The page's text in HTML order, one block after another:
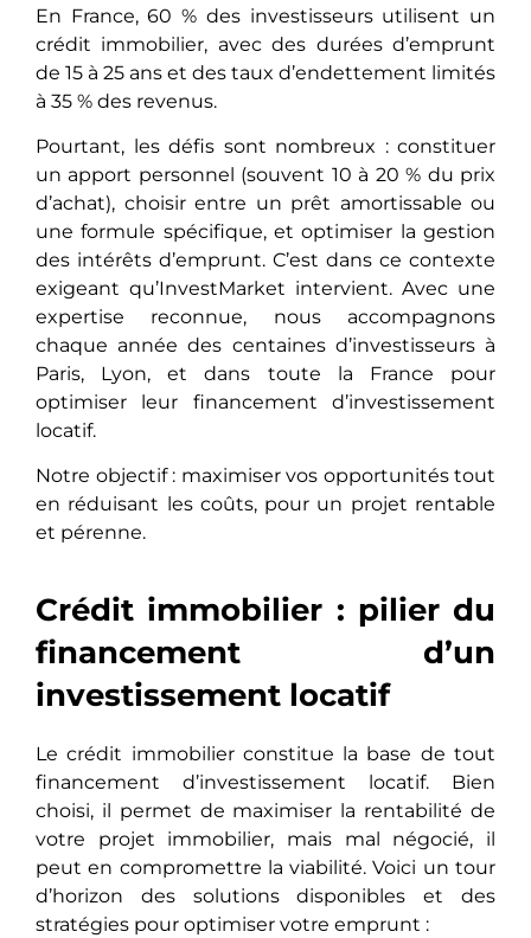
En France, 60 % des investisseurs utilisent un
crédit immobilier, avec des durées d’emprunt
de 15 à 25 ans et des taux d’endettement limités
à 35 % des revenus.
Pourtant, les défis sont nombreux : constituer
un apport personnel (souvent 10 à 20 % du prix
d’achat), choisir entre un prêt amortissable ou
une formule spécifique, et optimiser la gestion
des intérêts d’emprunt. C’est dans ce contexte
exigeant qu’InvestMarket intervient. Avec une
expertise reconnue, nous accompagnons
chaque année des centaines d’investisseurs à
Paris, Lyon, et dans toute la France pour
optimiser leur financement d’investissement
locatif.
Notre objectif : maximiser vos opportunités tout
en réduisant les coûts, pour un projet rentable
et pérenne.
Crédit immobilier : pilier du
financement d’un
investissement locatif
Le crédit immobilier constitue la base de tout
financement d’investissement locatif. Bien
choisi, il permet de maximiser la rentabilité de
votre projet immobilier, mais mal négocié, il
peut en compromettre la viabilité. Voici un tour
d’horizon des solutions disponibles et des
stratégies pour optimiser votre emprunt :